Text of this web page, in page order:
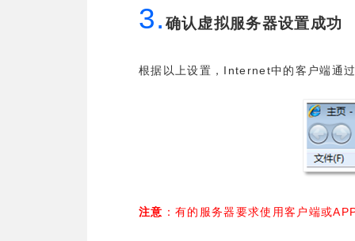
3.确认虚拟服务器设置成功
根据以上设置， Internet中的客户端通
注意 ：有的服务器要求使用客户端或